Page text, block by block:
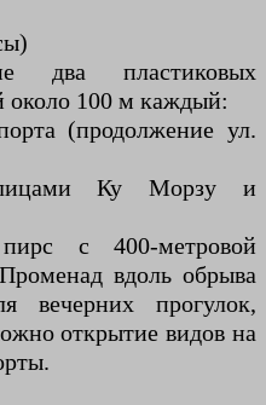
два пластиковых
около 100 м каждый:
(продолжение ул.
Ку Морзу и
с 400-метровой
вдоль обрыва
прогулок,
открытие видов на